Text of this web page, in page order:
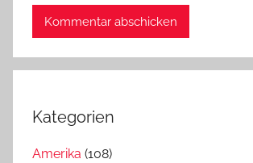
Kategorien
Amerika (108)